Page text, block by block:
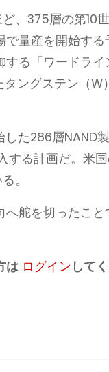
、375層の第10
量産を開始す
る「ワードラ
ングステン（
た286層NAND
する計画だ。米
。
舵を切ったこ
は ログイン して